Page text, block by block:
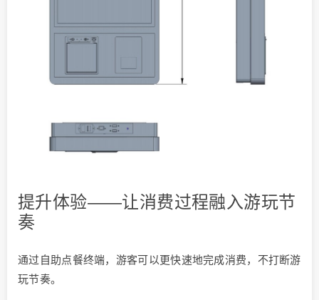
提升体验——让消费过程融入游玩节
奏
通过自助点餐终端，游客可以更快速地完成消费，不打断游
玩节奏。